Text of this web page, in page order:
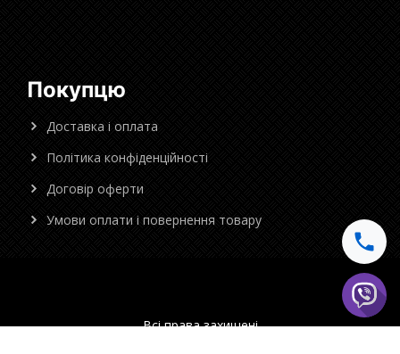
Покупцю
Доставка і оплата
Політика конфіденційності
Договір оферти
Умови оплати і повернення товару
Всі права захищені